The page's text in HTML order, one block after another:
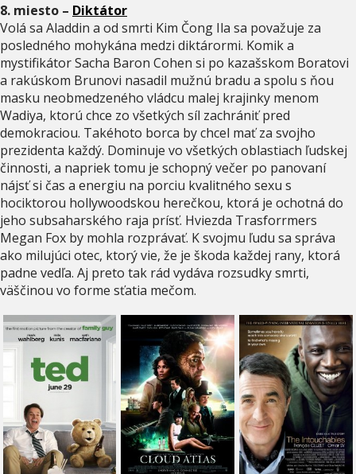
8. miesto – Diktátor
Volá sa Aladdin a od smrti Kim Čong Ila sa považuje za
posledného mohykána medzi diktárormi. Komik a
mystifikátor Sacha Baron Cohen si po kazašskom Boratovi
a rakúskom Brunovi nasadil mužnú bradu a spolu s ňou
masku neobmedzeného vládcu malej krajinky menom
Wadiya, ktorú chce zo všetkých síl zachrániť pred
demokraciou. Takéhoto borca by chcel mať za svojho
prezidenta každý. Dominuje vo všetkých oblastiach ľudskej
činnosti, a napriek tomu je schopný večer po panovaní
nájsť si čas a energiu na porciu kvalitného sexu s
hociktorou hollywoodskou herečkou, ktorá je ochotná do
jeho subsaharského raja prísť. Hviezda Trasforrmers
Megan Fox by mohla rozprávať. K svojmu ľudu sa správa
ako milujúci otec, ktorý vie, že je škoda každej rany, ktorá
padne vedľa. Aj preto tak rád vydáva rozsudky smrti,
väščinou vo forme sťatia mečom.